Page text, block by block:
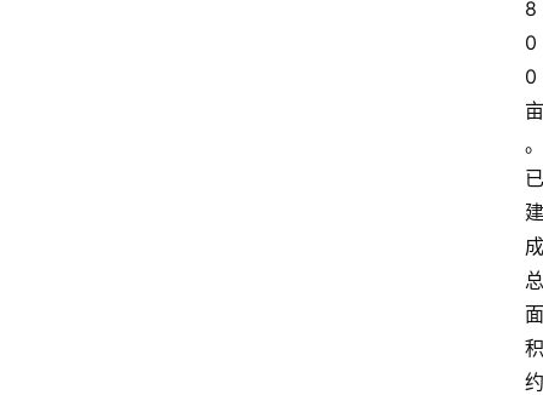
8
0
0
亩
。
已
建
成
总
面
积
约